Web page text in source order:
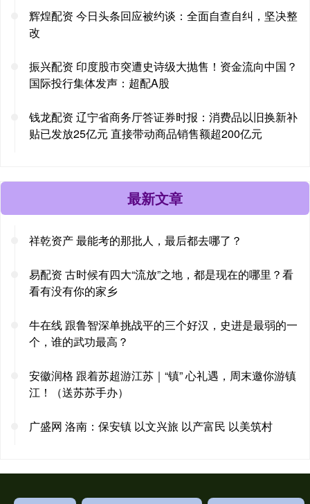
辉煌配资 今日头条回应被约谈：全面自查自纠，坚决整
改
振兴配资 印度股市突遭史诗级大抛售！资金流向中国？
国际投行集体发声：超配A股
钱龙配资 辽宁省商务厅答证券时报：消费品以旧换新补
贴已发放25亿元 直接带动商品销售额超200亿元
最新文章
祥乾资产 最能考的那批人，最后都去哪了？
易配资 古时候有四大“流放”之地，都是现在的哪里？看
看有没有你的家乡
牛在线 跟鲁智深单挑战平的三个好汉，史进是最弱的一
个，谁的武功最高？
安徽润格 跟着苏超游江苏｜“镇” 心礼遇，周末邀你游镇
江！（送苏苏手办）
广盛网 洛南：保安镇 以文兴旅 以产富民 以美筑村